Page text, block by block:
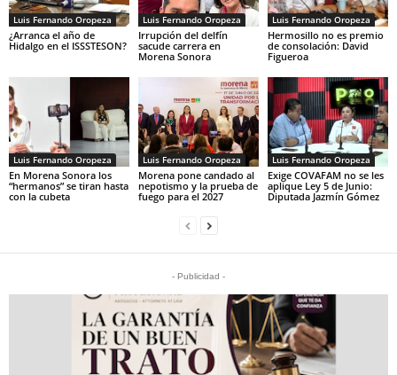
Luis Fernando Oropeza
¿Arranca el año de
Hidalgo en el ISSSTESON?
Luis Fernando Oropeza
Irrupción del delfín
sacude carrera en
Morena Sonora
Luis Fernando Oropeza
Hermosillo no es premio
de consolación: David
Figueroa
Luis Fernando Oropeza
En Morena Sonora los
“hermanos” se tiran hasta
con la cubeta
Luis Fernando Oropeza
Morena pone candado al
nepotismo y la prueba de
fuego para el 2027
Luis Fernando Oropeza
Exige COVAFAM no se les
aplique Ley 5 de Junio:
Diputada Jazmín Gómez
- Publicidad -